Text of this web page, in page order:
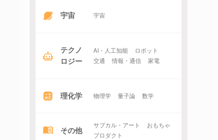
宇宙 宇宙
テクノ
ロジー
AI・人工知能
ロボット
交通
情報・通信 家電
理化学 物理学 量子論 数学
その他 サブカル・アート
おもちゃ
プロダクト